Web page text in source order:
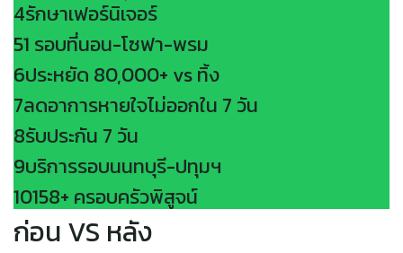
4รักษาเฟอร์นิเจอร์
51 รอบที่นอน-โซฟา-พรม
6ประหยัด 80,000+ vs ทิ้ง
7ลดอาการหายใจไม่ออกใน 7 วัน
8รับประกัน 7 วัน
9บริการรอบนนทบุรี-ปทุมฯ
10158+ ครอบครัวพิสูจน์
ก่อน VS หลัง